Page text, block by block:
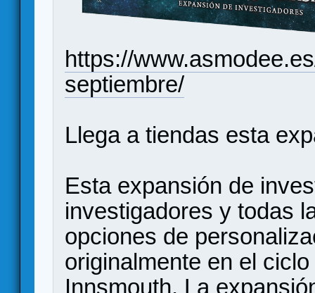
https://
septiembre/
Llega a tiendas esta
Esta expansión de
investigadores y todas
opciones de
originalmente en el
Innsmouth. La